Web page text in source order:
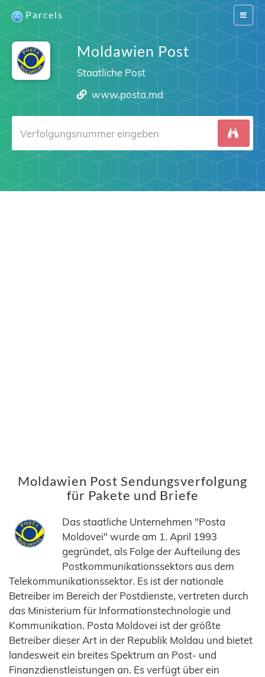
Switch
Parcels
Moldawien Post
Staatliche Post
www.posta.md
Moldawien Post Sendungsverfolgung
für Pakete und Briefe
Das staatliche Unternehmen "Posta
Moldovei" wurde am 1. April 1993
gegründet, als Folge der Aufteilung des
Postkommunikationssektors aus dem
Telekommunikationssektor. Es ist der nationale
Betreiber im Bereich der Postdienste, vertreten durch
das Ministerium für Informationstechnologie und
Kommunikation. Posta Moldovei ist der größte
Betreiber dieser Art in der Republik Moldau und bietet
landesweit ein breites Spektrum an Post- und
Finanzdienstleistungen an. Es verfügt über ein